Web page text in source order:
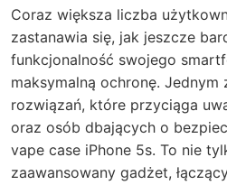
Coraz większa liczba
zastanawia się, jak jeszcze
funkcjonalność swojego
maksymalną ochronę. Jednym
rozwiązań, które przyciąga
oraz osób dbających o
vape case iPhone 5s. To nie
zaawansowany gadżet,